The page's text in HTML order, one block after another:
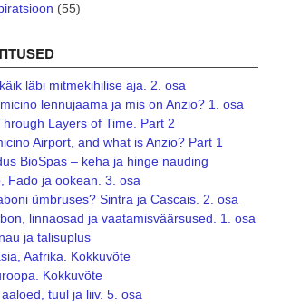
(55)
läbi mitmekihilise aja. 2. osa
lennujaama ja mis on Anzio? 1. osa
Layers of Time. Part 2
Airport, and what is Anzio? Part 1
BioSpas – keha ja hinge nauding
Fado ja ookean. 3. osa
ümbruses? Sintra ja Cascais. 2. osa
linnaosad ja vaatamisväärsused. 1. osa
ja talisuplus
Aafrika. Kokkuvõte
Kokkuvõte
tuul ja liiv. 5. osa